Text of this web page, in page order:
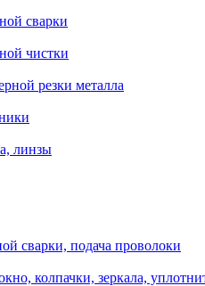
сварки
чистки
резки металла
линзы
сварки, подача проволоки
колпачки, зеркала,